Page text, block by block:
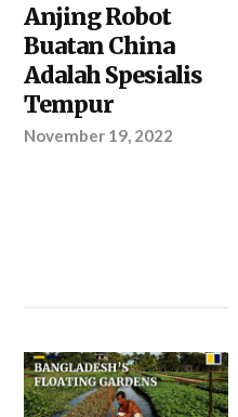
Anjing Robot
Buatan China
Adalah Spesialis
Tempur
November 19, 2022